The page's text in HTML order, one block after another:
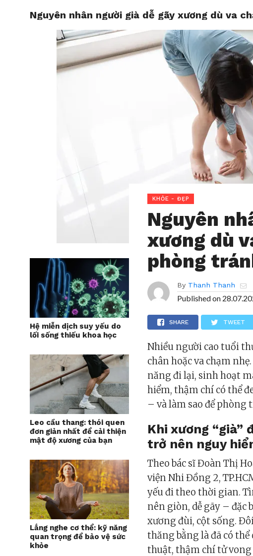
HOME CHIA
Nguyên nhân người già dễ gãy xương dù va
Hệ miễn dịch suy yếu do
lối sống thiếu khoa học
Leo cầu thang: thói quen
đơn giản nhất để cải thiện
mật độ xương của bạn
Lắng nghe cơ thể: kỹ năng
quan trọng để bảo vệ sức
khỏe
KHỎE - ĐẸP
Nguyên
xương dù
phòng
By Thanh Thanh
Published on
SHARE TWEET
Nhiều người cao tuổi
chân hoặc va chạm
năng đi lại, sinh hoạt
hiểm, thậm chí có thể
– và làm sao để phòng
Khi xương “già”
trở nên nguy
Theo bác sĩ Đoàn Thị
viện Nhi Đồng 2,
yếu đi theo thời gian.
nên giòn, dễ gãy –
xương đùi, cột sống.
thăng bằng là đã có
thuật, thậm chí tử vong